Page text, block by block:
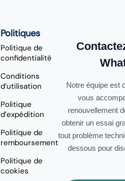
Politiques
Politique de
confidentialité
Conditions
d’utilisation
Politique
d’expédition
Politique de
remboursement
Politique de
cookies
Notre équipe est
vous
renouvellement
obtenir un essai
tout problème
dessous pour